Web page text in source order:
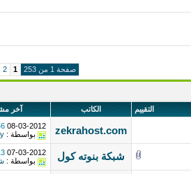
صفحة 1 من 253 1
2
التقييم الكاتب آخر
zekrahost.com
08-03-2012
بواسطة :
شبكة بنوته كول 07-03-2012
بواسطة :